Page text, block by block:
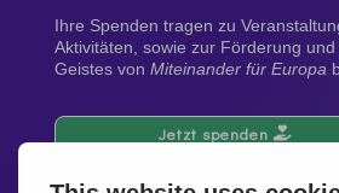
Ihre Spenden tragen zu
Aktivitäten, sowie zur Förderung
Geistes von Miteinander für Europa
Jetzt spenden